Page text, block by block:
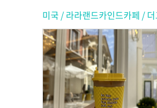
미국 / 라라랜드카인드카페 /